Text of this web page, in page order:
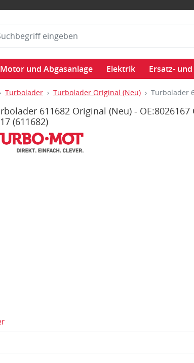
Motor und Abgasanlage Elektrik Ersatz-
Turbolader Turbolader Original (Neu) Turbolader
611682 Original (Neu) - OE:8026167
(611682)